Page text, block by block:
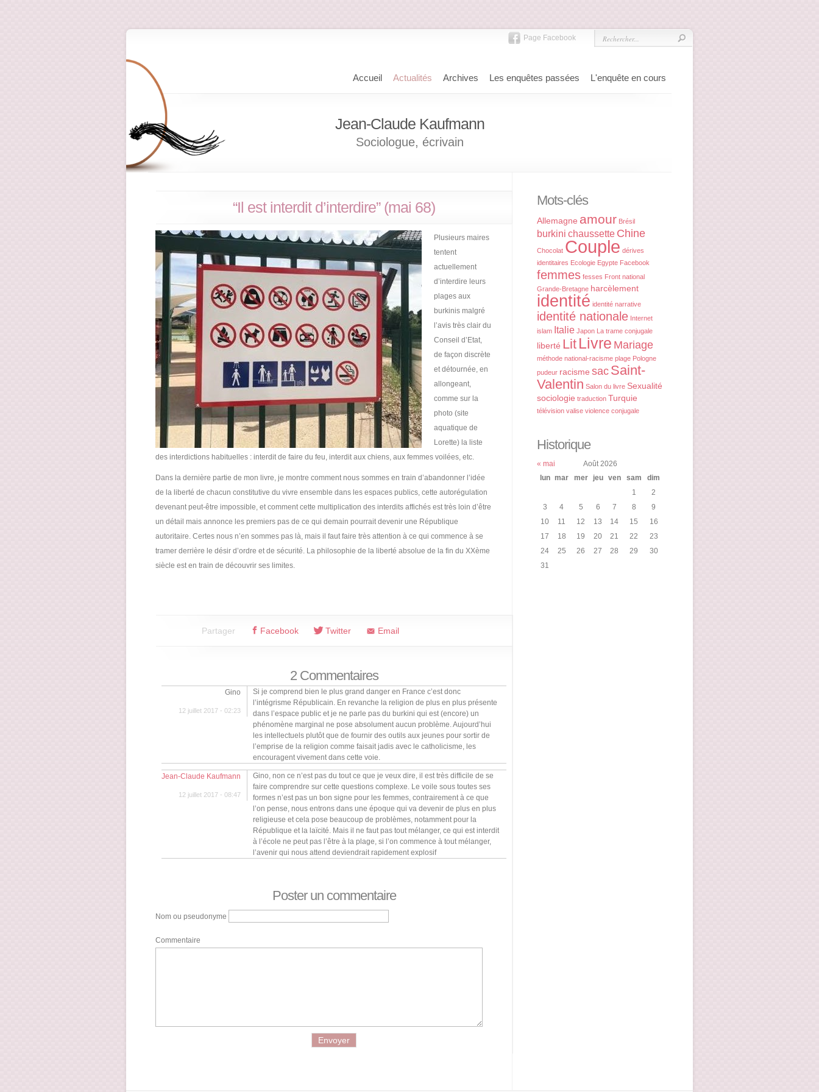
Accueil Actualités Archives Les enquêtes passées L'enquête en cours
Jean-Claude Kaufmann
Sociologue, écrivain
Page Facebook
“Il est interdit d’interdire” (mai 68)
Plusieurs maires
tentent
actuellement
d’interdire leurs
plages aux
burkinis malgré
l’avis très clair du
Conseil d’Etat,
de façon discrète
et détournée, en
allongeant,
comme sur la
photo (site
aquatique de
Lorette) la liste
des interdictions habituelles : interdit de faire du feu, interdit aux chiens, aux femmes voilées, etc.
Dans la dernière partie de mon livre, je montre comment nous sommes en train d’abandonner l’idée
de la liberté de chacun constitutive du vivre ensemble dans les espaces publics, cette autorégulation
devenant peut-être impossible, et comment cette multiplication des interdits affichés est très loin d’être
un détail mais annonce les premiers pas de ce qui demain pourrait devenir une République
autoritaire. Certes nous n’en sommes pas là, mais il faut faire très attention à ce qui commence à se
tramer derrière le désir d’ordre et de sécurité. La philosophie de la liberté absolue de la fin du XXème
siècle est en train de découvrir ses limites.
Partager Facebook Twitter Email
2 Commentaires
Gino
12 juillet 2017 - 02:23
Si je comprend bien le plus grand danger en France c’est donc
l’intégrisme Républicain. En revanche la religion de plus en plus présente
dans l’espace public et je ne parle pas du burkini qui est (encore) un
phénomène marginal ne pose absolument aucun problème. Aujourd’hui
les intellectuels plutôt que de fournir des outils aux jeunes pour sortir de
l’emprise de la religion comme faisait jadis avec le catholicisme, les
encouragent vivement dans cette voie.
Jean-Claude Kaufmann
12 juillet 2017 - 08:47
Gino, non ce n’est pas du tout ce que je veux dire, il est très difficile de se
faire comprendre sur cette questions complexe. Le voile sous toutes ses
formes n’est pas un bon signe pour les femmes, contrairement à ce que
l’on pense, nous entrons dans une époque qui va devenir de plus en plus
religieuse et cela pose beaucoup de problèmes, notamment pour la
République et la laïcité. Mais il ne faut pas tout mélanger, ce qui est interdit
à l’école ne peut pas l’être à la plage, si l’on commence à tout mélanger,
l’avenir qui nous attend deviendrait rapidement explosif
Poster un commentaire
Nom ou pseudonyme
Commentaire
Mots-clés
Allemagne amour Brésil
burkini chaussette Chine
Chocolat Couple dérives
identitaires Ecologie Egypte Facebook
femmes fesses Front national
Grande-Bretagne harcèlement
identité identité narrative
identité nationale Internet
islam Italie Japon La trame conjugale
liberté Lit Livre Mariage
méthode national-racisme plage Pologne
pudeur racisme sac Saint-
Valentin Salon du livre Sexualité
sociologie traduction Turquie
télévision valise violence conjugale
Historique
« mai
Août 2026
lun mar mer jeu ven sam
dim
1
2
3
4 5 6 7 8
9
10
11 12 13 14 15
16
17
18 19 20 21 22
23
24
25 26 27 28 29
30
31